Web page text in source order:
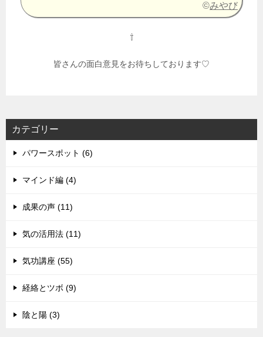
©みやび
⇧
皆さんの面白意見をお待ちしております♡
カテゴリー
パワースポット (6)
マインド編 (4)
成果の声 (11)
気の活用法 (11)
気功講座 (55)
経絡とツボ (9)
陰と陽 (3)